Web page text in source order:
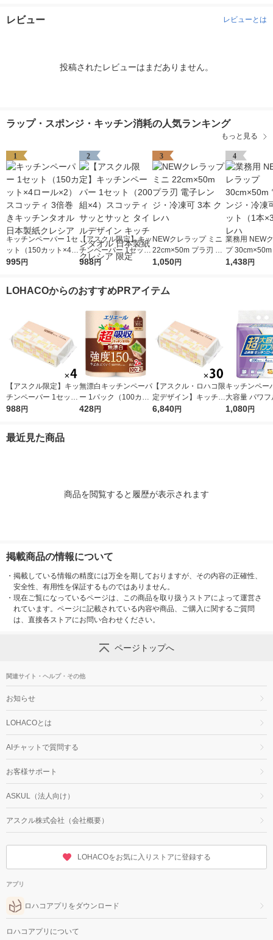
レビュー レビューとは
投稿されたレビューはまだありません。
ラップ・スポンジ・キッチン消耗の人気ランキング
もっと見る
1
キッチンペーパー 1セ
ット（150カット×4ロ
ール×2） スコッティ
995円
2
【アスクル限定】キッ
チンペーパー 1セット
（200組×4）スコッテ
タオル 日本製紙クレ
988円
3
NEWクレラップ ミニ
22cm×50m プラ刃 電
子レンジ・冷凍可 3本
1,050円
4
業務用 NEW
プ
ンジ・冷凍可
1,438円
LOHACOからのおすすめPRアイテム
【アスクル限定】キッ
チンペーパー 1セット
（200組×4）スコッテ
タオル 日本製紙クレ
988円
無漂白キッチンペーパ
ー 1パック（100カッ
ト×2ロール）超吸収
428円
【アスクル・ロハコ限
定デザイン】キッチン
ペーパー スコッティ
6,840円
キッチンペー
大容量 パワ
巻 キッチン
1,080円
最近見た商品
商品を閲覧すると履歴が表示されます
掲載商品の情報について
・ 掲載している情報の精度には万全を期しておりますが、その内容の正確性、
安全性、有用性を保証するものではありません。
・ 現在ご覧になっているページは、この商品を取り扱うストアによって運営さ
れています。ページに記載されている内容や商品、ご購入に関するご質問
は、直接各ストアにお問い合わせください。
ページトップへ
関連サイト・ヘルプ・その他
お知らせ
LOHACOとは
AIチャットで質問する
お客様サポート
ASKUL（法人向け）
アスクル株式会社（会社概要）
LOHACOをお気に入りストアに登録する
アプリ
ロハコアプリをダウンロード
ロハコアプリについて